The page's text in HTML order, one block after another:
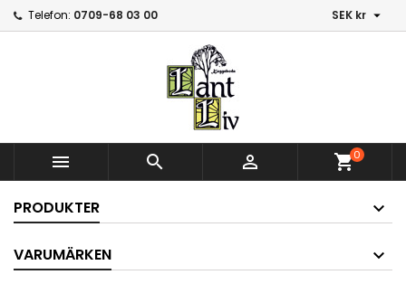
Telefon: 0709-68 03 00 SEK kr 
   shopping_cart0
PRODUKTER
VARUMÄRKEN